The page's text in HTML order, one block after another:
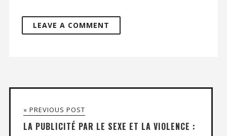
« PREVIOUS POST
LA PUBLICITÉ PAR LE SEXE ET LA VIOLENCE :